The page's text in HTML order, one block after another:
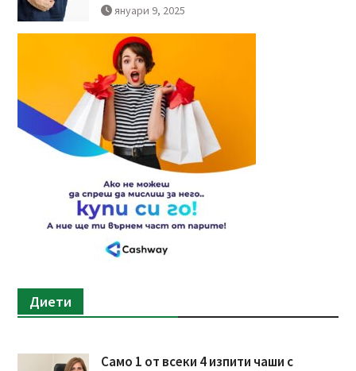
януари 9, 2025
Диети
Само 1 от всеки 4 изпити чаши с